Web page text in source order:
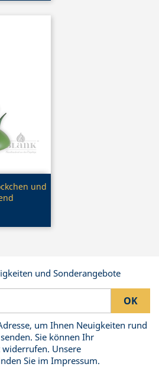
und
und Sonderangebote
um Ihnen Neuigkeiten rund
Sie können Ihr
Unsere
Sie im Impressum.